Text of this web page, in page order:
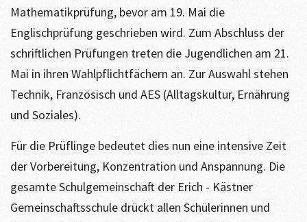
Mathematikprüfung, bevor am 19. Mai die
Englischprüfung geschrieben wird. Zum Abschluss der
schriftlichen Prüfungen treten die Jugendlichen am 21.
Mai in ihren Wahlpflichtfächern an. Zur Auswahl stehen
Technik, Französisch und AES (Alltagskultur, Ernährung
und Soziales).
Für die Prüflinge bedeutet dies nun eine intensive Zeit
der Vorbereitung, Konzentration und Anspannung. Die
gesamte Schulgemeinschaft der Erich - Kästner
Gemeinschaftsschule drückt allen Schülerinnen und